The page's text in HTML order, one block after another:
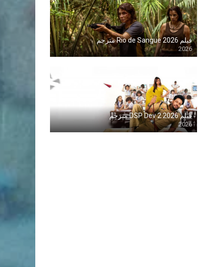
فيلم Rio de Sangue 2026 مترجم
2026
Blu-ray
فيلم DSP Dev 2 2026 مترجم
2026
Blu-ray